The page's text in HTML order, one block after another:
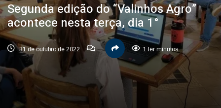
Segunda edição do “Valinhos Agro”
acontece nesta terça, dia 1°
31 de outubro de 2022 1 ler minutos